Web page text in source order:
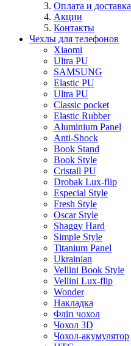
Оплата и доставка
Акции
Контакты
Чехлы для телефонов
Xiaomi
Ultra PU
SAMSUNG
Elastic PU
Ultra PU
Classic pocket
Elastic Rubber
Aluminium Panel
Anti-Shock
Book Stand
Book Style
Cristall PU
Drobak Lux-flip
Especial Style
Fresh Style
Oscar Style
Shaggy Hard
Simple Style
Titanium Panel
Ukrainian
Vellini Book Style
Vellini Lux-flip
Wonder
Накладка
Фліп чохол
Чохол 3D
Чохол-акумулятор